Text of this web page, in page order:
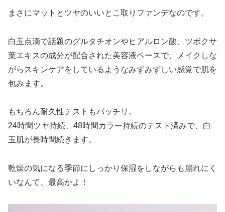
まさにマットとツヤのいいとこ取りファンデなのです。
白玉点滴で話題のグルタチオンやヒアルロン酸、ツボクサ
葉エキスの成分が配合された美容液ベースで、メイクしな
がらスキンケアをしているようなみずみずしい感覚で肌を
包みます。
もちろん耐久性テストもバッチリ。
24時間ツヤ持続、48時間カラー持続のテスト済みで、白
玉肌が長時間続きます。
乾燥の気になる季節にしっかり保湿をしながらも崩れにく
いなんて、最高かよ！